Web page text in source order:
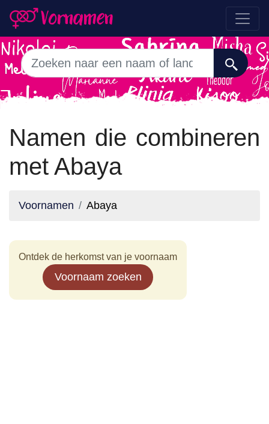
Namen die combineren
met Abaya
Voornamen Abaya
Ontdek de herkomst van je voornaam
Voornaam zoeken